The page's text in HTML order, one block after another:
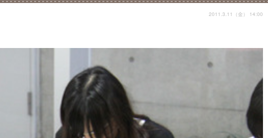
2011.3.11（金） 14:00